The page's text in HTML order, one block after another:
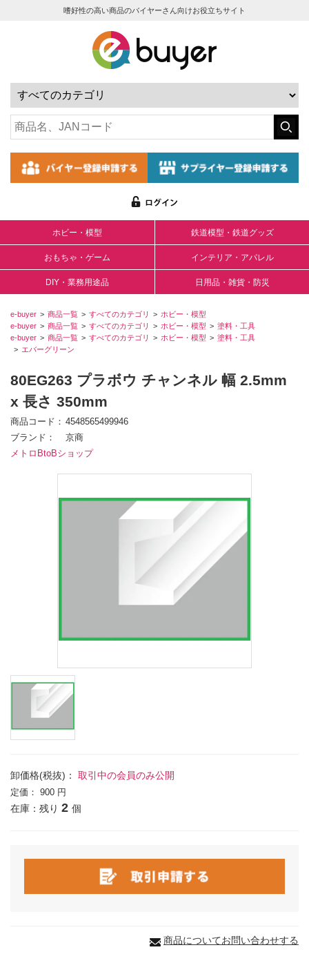
嗜好性の高い商品のバイヤーさん向けお役立ちサイト
ホビー・模型 鉄道模型・鉄道グッズ
おもちゃ・ゲーム インテリア・アパレル
DIY・業務用途品 日用品・雑貨・防災
e-buyer 商品一覧 すべてのカテゴリ
ホビー・模型
e-buyer
商品一覧 すべてのカテゴリ ホビー・模型
塗料・工具
e-buyer
商品一覧 すべてのカテゴリ ホビー・模型
塗料・工具
エバーグリーン
80EG263 プラボウ チャンネル 幅 2.5mm
x 長さ 350mm
商品コード
4548565499946
ブランド
京商
メトロBtoBショップ
卸価格(税抜)： 取引中の会員のみ公開
定価： 900 円
在庫：残り 2 個
商品についてお問い合わせする